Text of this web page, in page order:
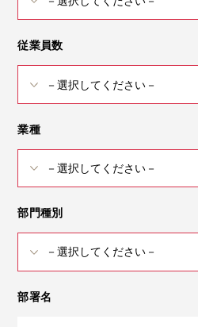
従業員数
業種
部門種別
部署名